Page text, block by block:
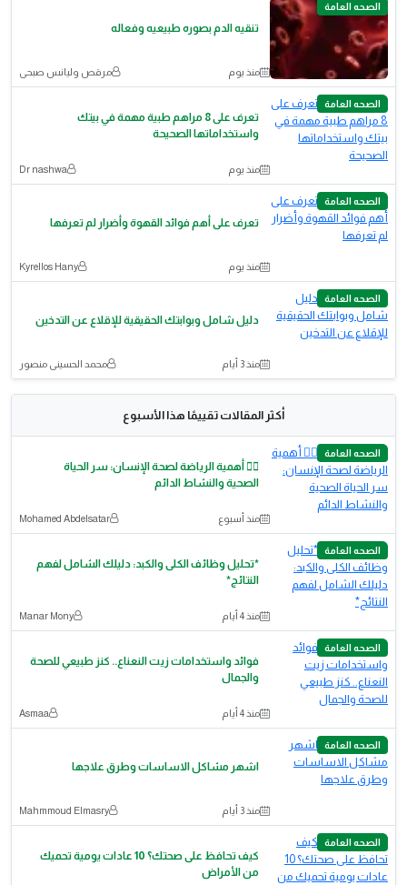
الصحه العامة
تنقيه الدم بصوره طبيعيه وفعاله
منذ يوم مرقص وليانس صبحى
الصحه العامة
تعرف على 8 مراهم طبية مهمة في بيتك
واستخداماتها الصحيحة
منذ يوم Dr nashwa
الصحه العامة
​تعرف على أهم فوائد القهوة وأضرار لم تعرفها
منذ يوم Kyrellos Hany
الصحه العامة
دليل شامل وبوابتك الحقيقية للإقلاع عن التدخين
منذ 3 أيام محمد الحسينى منصور
أكثر المقالات تقييمًا هذا الأسبوع
الصحه العامة
🏃‍♂️ أهمية الرياضة لصحة الإنسان: سر الحياة
الصحية والنشاط الدائم
منذ أسبوع Mohamed Abdelsatar
الصحه العامة
*تحليل وظائف الكلى والكبد: دليلك الشامل لفهم
النتائج*
منذ 4 أيام Manar Mony
الصحه العامة
فوائد واستخدامات زيت النعناع.. كنز طبيعي للصحة
والجمال
منذ 4 أيام Asmaa
الصحه العامة
اشهر مشاكل الاساسات وطرق علاجها
منذ 3 أيام Mahmmoud Elmasry
الصحه العامة
كيف تحافظ على صحتك؟ 10 عادات يومية تحميك
من الأمراض